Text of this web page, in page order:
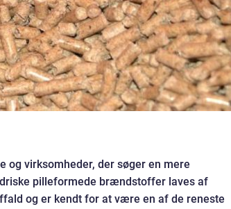
virksomheder, der søger en mere
pilleformede brændstoffer laves af
og er kendt for at være en af de reneste